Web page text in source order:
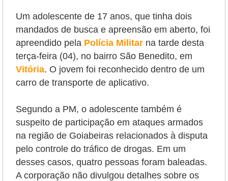
Um adolescente de 17 anos, que tinha dois
mandados de busca e apreensão em aberto, foi
apreendido pela Polícia Militar na tarde desta
terça-feira (04), no bairro São Benedito, em
Vitória. O jovem foi reconhecido dentro de um
carro de transporte de aplicativo.
Segundo a PM, o adolescente também é
suspeito de participação em ataques armados
na região de Goiabeiras relacionados à disputa
pelo controle do tráfico de drogas. Em um
desses casos, quatro pessoas foram baleadas.
A corporação não divulgou detalhes sobre os